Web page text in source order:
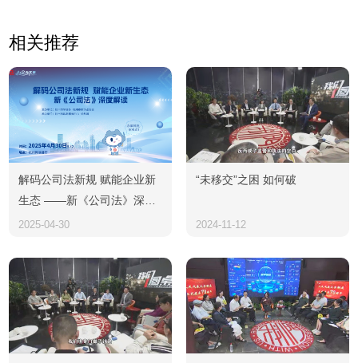
相关推荐
解码公司法新规 赋能企业新
生态 ——新《公司法》深度
解读
2025-04-30
“未移交”之困 如何破
2024-11-12